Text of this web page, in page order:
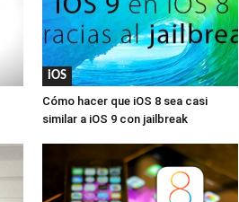
iOS
Cómo hacer que iOS 8 sea casi
similar a iOS 9 con jailbreak